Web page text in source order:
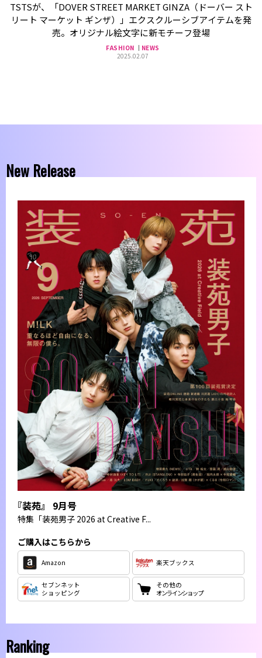
TSTSが、「DOVER STREET MARKET GINZA（ドーバー スト
リート マーケット ギンザ）」エクスクルーシブアイテムを発
売。オリジナル絵文字に新モチーフ登場
FASHION
NEWS
2025.02.07
New Release
『装苑』 9月号
特集 「装苑男子 2026 at Creative F...
ご購入はこちらから
Amazon 楽天ブックス
セブンネット
ショッピング
その他の
オンラインショップ
Ranking